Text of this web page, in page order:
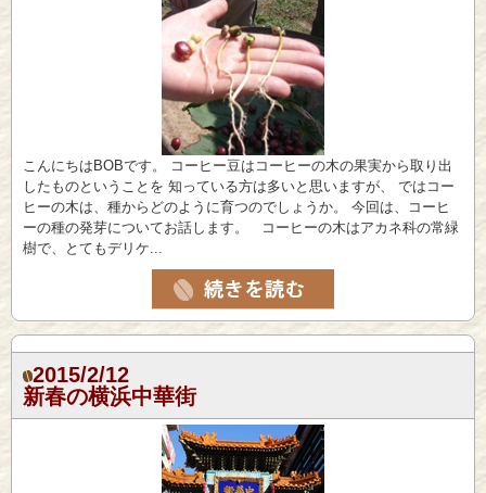
こんにちはBOBです。 コーヒー豆はコーヒーの木の果実から取り出
したものということを 知っている方は多いと思いますが、 ではコー
ヒーの木は、種からどのように育つのでしょうか。 今回は、コーヒ
ーの種の発芽についてお話します。 コーヒーの木はアカネ科の常緑
樹で、とてもデリケ...
2015/2/12
新春の横浜中華街